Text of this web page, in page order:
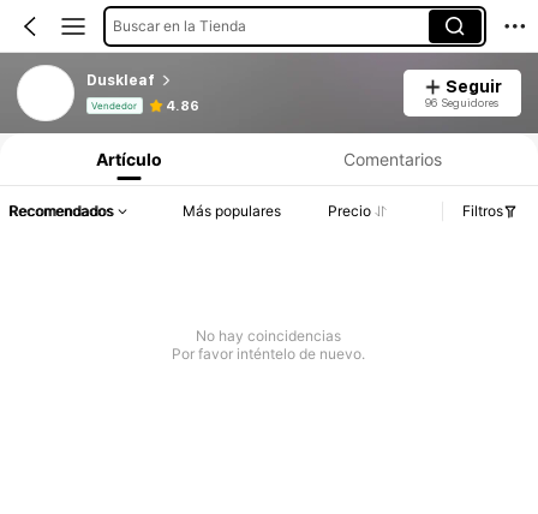
Buscar en la Tienda
Duskleaf
Vendedor 4.86
Seguir
96 Seguidores
Artículo Comentarios
Recomendados Más populares Precio Filtros
No hay coincidencias
Por favor inténtelo de nuevo.